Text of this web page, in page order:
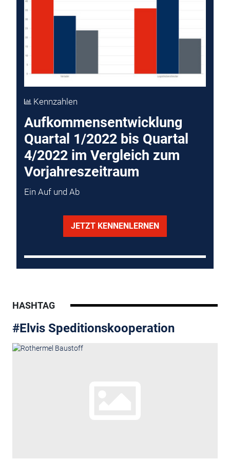
Kennzahlen
Aufkommensentwicklung
Quartal 1/2022 bis Quartal
4/2022 im Vergleich zum
Vorjahreszeitraum
Ein Auf und Ab
JETZT KENNENLERNEN
HASHTAG
#Elvis Speditionskooperation